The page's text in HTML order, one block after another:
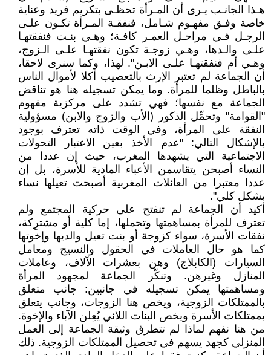
هـذا الجانـب يـرى أن المـرأة تحظـى بتكريم فريد وعناية
خاصة وفـق مفهـوم شـامل، فنفقـة المـرأة تكـون علـى
الرجـل فـي مراحـل العمـر كافـة؛ وهـي بنـت فنفقتهـا
علـى والـدها، وهـي زوجـة تكون نفقتهـا علـى الـزوج،
وهـي أم فنفقتهـا علـى الابـن". لهذا، وكما سنرى لاحقا،
أن الجماعة لم تعتبر الإرث بالتعصيب أكلا لأموال الناس
بالباطل وظلما للمرأة. وما يمكن تسجيله هنا هو تناقض
الجماعة مع نفسها؛ فهي تشدد على مركزية مفهوم
"القوامة" وتحمِّل الذكور (الأب والزوج والابن) مسؤولية
النفقة على المرأة، وفي الوقت ذاته تعترف بوجود
بالإشكال التالي: "عدم الأخذ بعين الاعتبار التحولات
الاجتماعية التي يشهدها المغرب، حيث إن عددا من
النساء أصبحن يتقاسمن الأعباء المادية للأسرة، بل إن
عددا معتبرا من العائلات المغربية أصبحت تعيلها نساء
بشكل كلي".
أكيد أن الجماعة لم تنفتح على حركية المجتمع ولم
تعترف للمرأة بمساهمتها وتحملها، إما كلية أو مشترِكة،
نفقات الأسرة، سواء كزوجة أو بنت تعيل والديها وإخوتها
كما هو حال العاملات في الحقول والنسيج ومعامل
السيارات (الكابلاج) وهن بعشرات الآلاف، وعاملات
المنازل وغيرهن. وتنكّر الجماعة لمجهود المرأة
ومساهمتها يمكن تسجيله في جانبين: جانب متعلق
بالممتلكات الزوجية، ويخص هنا الزوجات، وجانب يتعلق
بممتلكات الأسرة ويخص البنات اللائي يُعِلن الآباء والإخوة.
من هنا نفهم لماذا لم تتطرق وثيقة الجماعة إلى العمل
المنزلي كجهد يسهم في تحصيل الممتلكات الزوجية. ذلك